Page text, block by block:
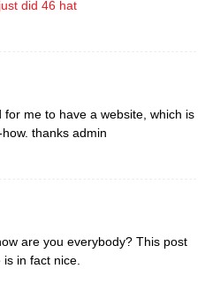
did 46 hat
for me to have a website, which is
thanks admin
are you everybody? This post
is in fact nice.